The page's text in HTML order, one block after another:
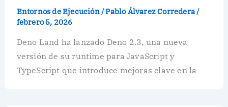
Entornos de Ejecución/Pablo Álvarez Corredera/
febrero 5, 2026
Deno Land ha lanzado Deno 2.3, una nueva
versión de su runtime para JavaScript y
TypeScript que introduce mejoras clave en la